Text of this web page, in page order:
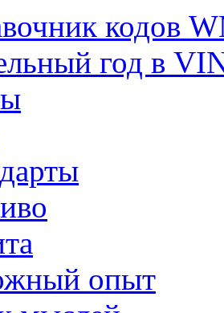
кодов
год в
опыт